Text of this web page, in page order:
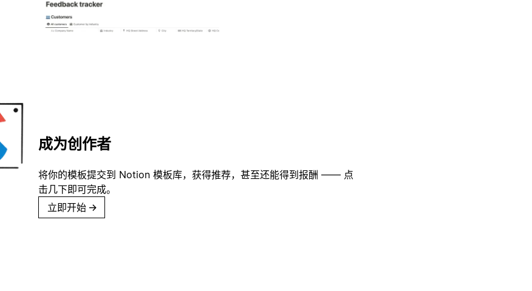
成为创作者
将你的模板提交到 Notion 模板库，获得推荐，甚至还能得到报酬 —— 点
击几下即可完成。
立即开始 →